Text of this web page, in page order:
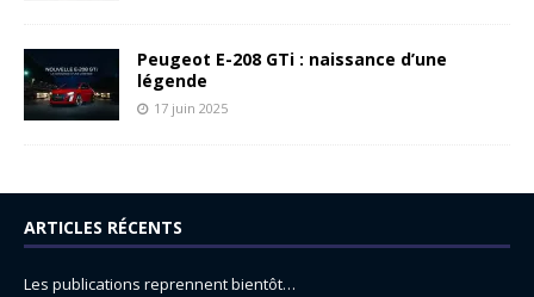
Peugeot E-208 GTi : naissance d’une
légende
17 juin 2025
ARTICLES RÉCENTS
Les publications reprennent bientôt…